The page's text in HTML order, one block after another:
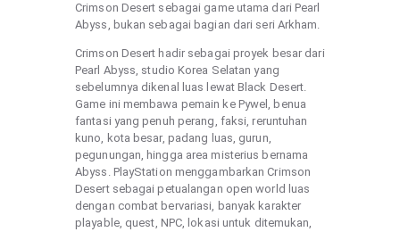
Crimson Desert sebagai game utama dari Pearl
Abyss, bukan sebagai bagian dari seri Arkham.
Crimson Desert hadir sebagai proyek besar dari
Pearl Abyss, studio Korea Selatan yang
sebelumnya dikenal luas lewat Black Desert.
Game ini membawa pemain ke Pywel, benua
fantasi yang penuh perang, faksi, reruntuhan
kuno, kota besar, padang luas, gurun,
pegunungan, hingga area misterius bernama
Abyss. PlayStation menggambarkan Crimson
Desert sebagai petualangan open world luas
dengan combat bervariasi, banyak karakter
playable, quest, NPC, lokasi untuk ditemukan,